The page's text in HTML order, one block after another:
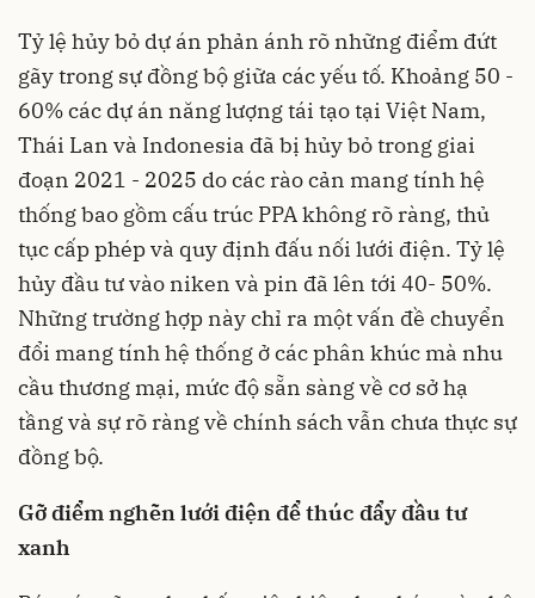
Tỷ lệ hủy bỏ dự án phản ánh rõ những điểm đứt
gãy trong sự đồng bộ giữa các yếu tố. Khoảng 50 -
60% các dự án năng lượng tái tạo tại Việt Nam,
Thái Lan và Indonesia đã bị hủy bỏ trong giai
đoạn 2021 - 2025 do các rào cản mang tính hệ
thống bao gồm cấu trúc PPA không rõ ràng, thủ
tục cấp phép và quy định đấu nối lưới điện. Tỷ lệ
hủy đầu tư vào niken và pin đã lên tới 40- 50%.
Những trường hợp này chỉ ra một vấn đề chuyển
đổi mang tính hệ thống ở các phân khúc mà nhu
cầu thương mại, mức độ sẵn sàng về cơ sở hạ
tầng và sự rõ ràng về chính sách vẫn chưa thực sự
đồng bộ.
Gỡ điểm nghẽn lưới điện để thúc đẩy đầu tư
xanh